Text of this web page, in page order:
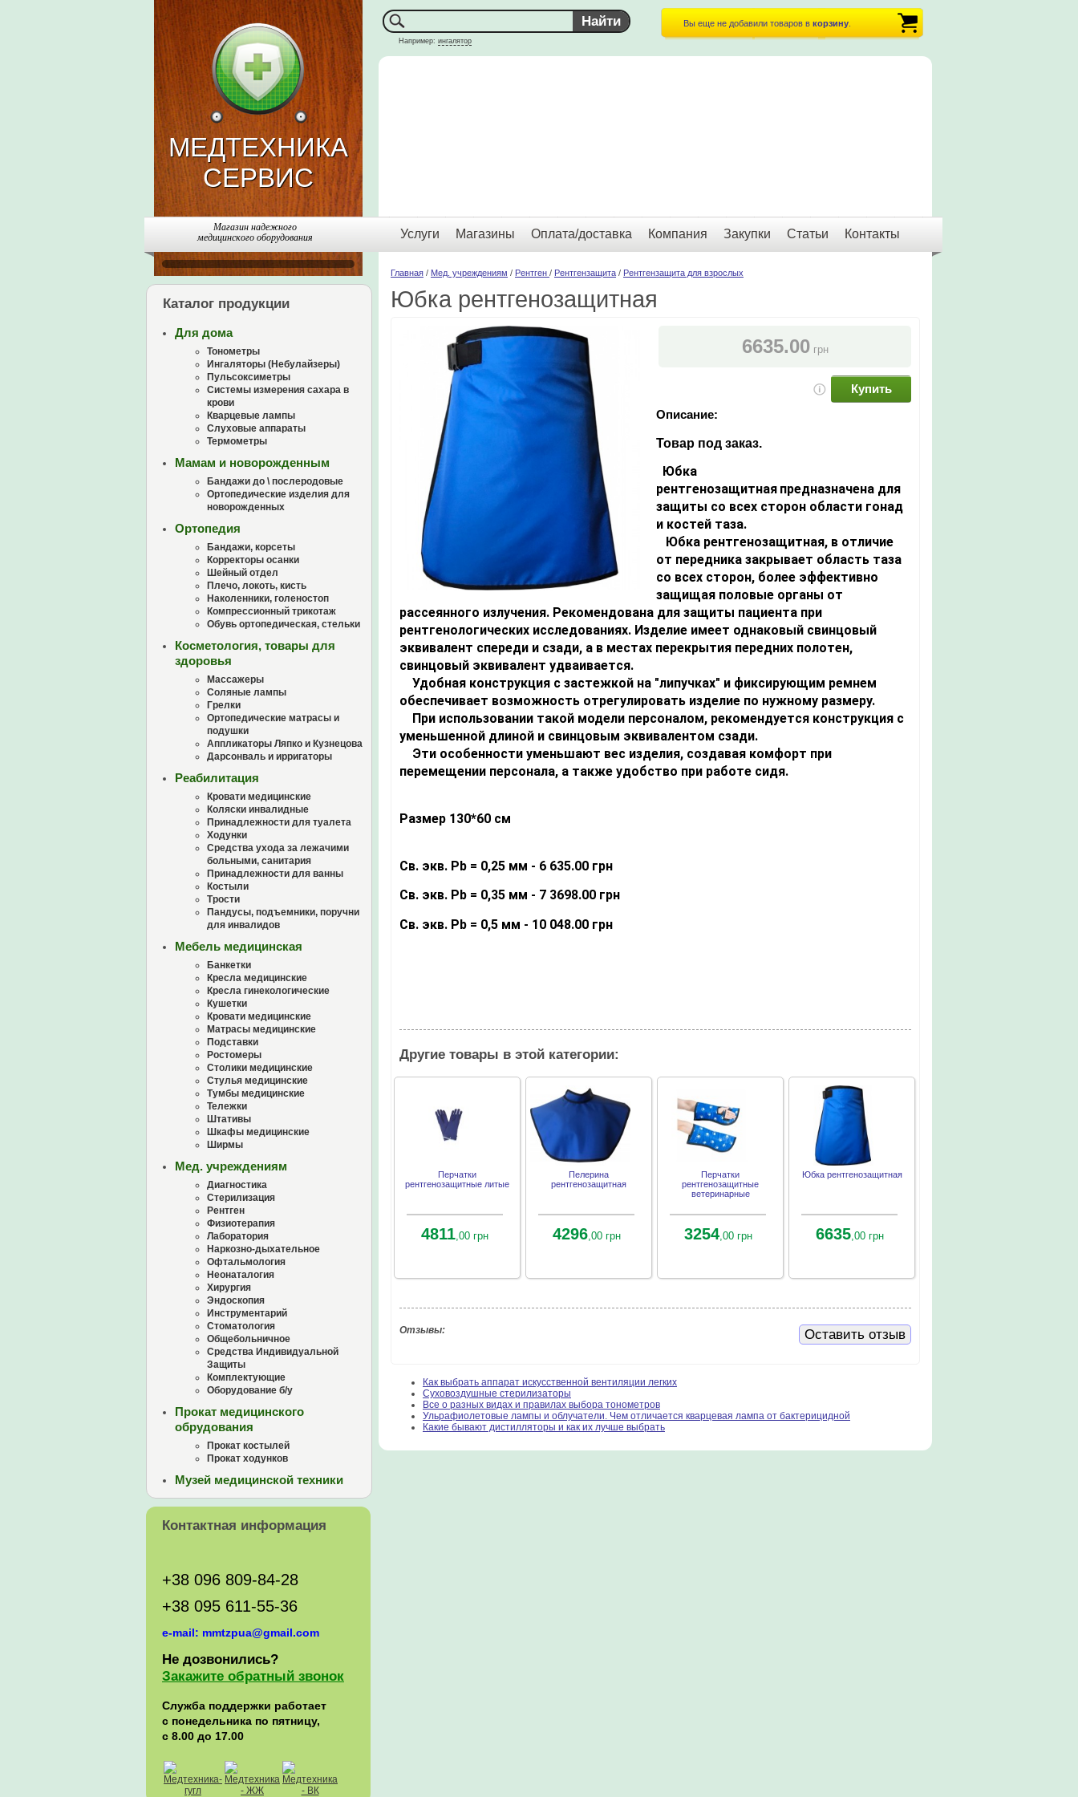
МЕДТЕХНИКА
СЕРВИС
Например: ингалятор
Вы еще не добавили товаров в корзину
Магазин надежного
медицинского оборудования
Услуги Магазины Оплата/доставка Компания Закупки Статьи Контакты
Каталог продукции
Для дома
Тонометры
Ингаляторы (Небулайзеры)
Пульсоксиметры
Системы измерения сахара в
крови
Кварцевые лампы
Слуховые аппараты
Термометры
Мамам и новорожденным
Бандажи до \ послеродовые
Ортопедические изделия для
новорожденных
Ортопедия
Бандажи, корсеты
Корректоры осанки
Шейный отдел
Плечо, локоть, кисть
Наколенники, голеностоп
Компрессионный трикотаж
Обувь ортопедическая, стельки
Косметология, товары для
здоровья
Массажеры
Соляные лампы
Грелки
Ортопедические матрасы и
подушки
Аппликаторы Ляпко и Кузнецова
Дарсонваль и ирригаторы
Реабилитация
Кровати медицинские
Коляски инвалидные
Принадлежности для туалета
Ходунки
Средства ухода за лежачими
больными, санитария
Принадлежности для ванны
Костыли
Трости
Пандусы, подъемники, поручни
для инвалидов
Мебель медицинская
Банкетки
Кресла медицинские
Кресла гинекологические
Кушетки
Кровати медицинские
Матрасы медицинские
Подставки
Ростомеры
Столики медицинские
Стулья медицинские
Тумбы медицинские
Тележки
Штативы
Шкафы медицинские
Ширмы
Мед. учреждениям
Диагностика
Стерилизация
Рентген
Физиотерапия
Лаборатория
Наркозно-дыхательное
Офтальмология
Неонаталогия
Хирургия
Эндоскопия
Инструментарий
Стоматология
Общебольничное
Средства Индивидуальной
Защиты
Комплектующие
Оборудование б/у
Прокат медицинского
обрудования
Прокат костылей
Прокат ходунков
Музей медицинской техники
Контактная информация
+38 096 809-84-28
+38 095 611-55-36
e-mail: mmtzpua@gmail.com
Не дозвонились?
Закажите обратный звонок
Служба поддержки работает
с понедельника по пятницу,
с 8.00 до 17.00
Главная / Мед. учреждениям / Рентген / Рентгензащита / Рентгензащита для взрослых
Юбка рентгенозащитная
6635.00грн
Купить
Описание:
Товар под заказ.
Юбка
рентгенозащитная предназначена для
защиты со всех сторон области гонад
и костей таза.
Юбка рентгенозащитная, в отличие
от передника закрывает область таза
со всех сторон, более эффективно
защищая половые органы от
рассеянного излучения. Рекомендована для защиты пациента при
рентгенологических исследованиях. Изделие имеет однаковый свинцовый
эквивалент спереди и сзади, а в местах перекрытия передних полотен,
свинцовый эквивалент удваивается.
Удобная конструкция с застежкой на "липучках" и фиксирующим ремнем
обеспечивает возможность отрегулировать изделие по нужному размеру.
При использовании такой модели персоналом, рекомендуется конструкция с
уменьшенной длиной и свинцовым эквивалентом сзади.
Эти особенности уменьшают вес изделия, создавая комфорт при
перемещении персонала, а также удобство при работе сидя.
Размер 130*60 см
Св. экв. Pb = 0,25 мм - 6 635.00 грн
Св. экв. Pb = 0,35 мм - 7 3698.00 грн
Св. экв. Pb = 0,5 мм - 10 048.00 грн
Другие товары в этой категории:
Перчатки
рентгенозащитные литые
4811 ,00 грн
Пелерина
рентгенозащитная
4296,00 грн
Перчатки
рентгенозащитные
ветеринарные
3254,00 грн
Юбка рентгенозащитная
6635,00 грн
Отзывы: Оставить отзыв
Как выбрать аппарат искусственной вентиляции легких
Суховоздушные стерилизаторы
Все о разных видах и правилах выбора тонометров
Ульрафиолетовые лампы и облучатели. Чем отличается кварцевая лампа от бактерицидной
Какие бывают дистилляторы и как их лучше выбрать